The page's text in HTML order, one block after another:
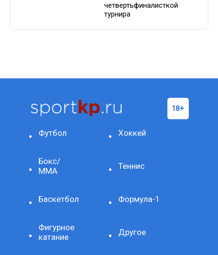
четвертьфиналисткой
турнира
Футбол Хоккей
Бокс/
ММА
Теннис
Баскетбол Формула-1
Фигурное
катание
Другое